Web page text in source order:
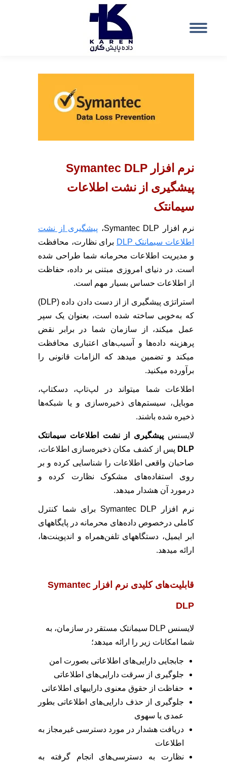
نرم افزار Symantec DLP
پیشگیری از نشت اطلاعات
سیمانتک
نرم افزار Symantec DLP،
پیشگیری از نشت
اطلاعات سیمانتک DLP
برای نظارت، محافظت
و مدیریت اطلاعات محرمانه شما طراحی شده
است. در دنیای امروزی مبتنی بر داده، حفاظت
از اطلاعات حساس بسیار مهم است.
استراتژی پیشگیری از از دست دادن داده (DLP)
که به‌خوبی ساخته شده است، بعنوان یک سپر
عمل میکند، از سازمان شما در برابر نقض
پرهزینه داده‌ها و آسیب‌های اعتباری محافظت
میکند و تضمین میدهد که الزامات قانونی را
برآورده میکنید.
اطلاعات شما میتواند در لپ‌تاپ، دسکتاپ،
موبایل، سیستم‌های ذخیره‌سازی و یا شبکه‌ها
ذخیره شده باشند.
لایسنس پیشگیری از نشت اطلاعات سیمانتک
DLP پس از کشف مکان ذخیره‌سازی اطلاعات،
صاحبان واقعی اطلاعات را شناسایی کرده و بر
روی استفاده‌های مشکوک نظارت کرده و
درمورد آن هشدار میدهد.
نرم افزار Symantec DLP برای شما کنترل
کاملی درخصوص داده‌های محرمانه در پایگاههای
ابر ایمیل، دستگاههای تلفن‌همراه و اندپوینت‌ها،
ارائه میدهد.
قابلیت‌های کلیدی نرم افزار Symantec
DLP
لایسنس DLP سیمانتک مستقر در سازمان، به
شما امکانات زیر را ارائه میدهد؛
جابجایی دارایی‌های اطلاعاتی بصورت امن
جلوگیری از سرقت دارایی‌های اطلاعاتی
حفاظت از حقوق معنوی داراییهای اطلاعاتی
جلوگیری از حذف دارایی‌های اطلاعاتی بطور
عمدی یا سهوی
دریافت هشدار در مورد دسترسی غیرمجاز به
اطلاعات
نظارت به دسترسی‌های انجام گرفته به